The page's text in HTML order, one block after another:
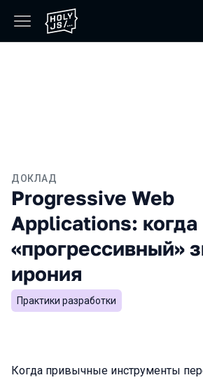
ДОКЛАД
Progressive Web
Applications: когда
«прогрессивный»
ирония
Практики разработки
Когда привычные инструменты